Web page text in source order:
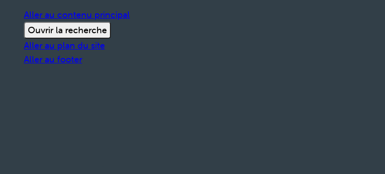
Aller au contenu principal
Ouvrir la recherche
Aller au plan du site
Aller au footer